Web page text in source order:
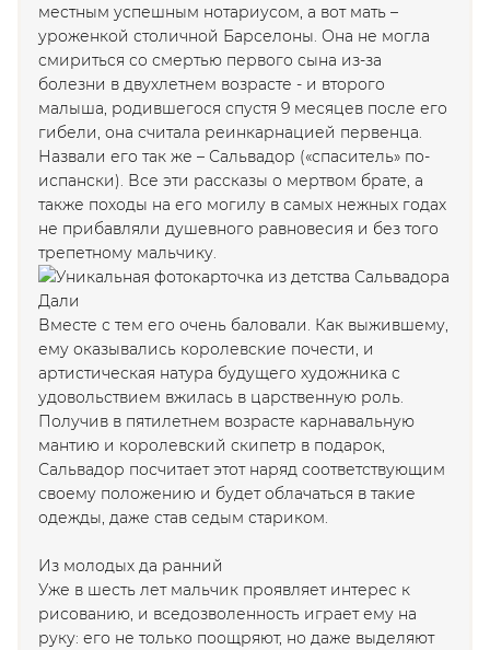
местным успешным нотариусом, а вот мать –
уроженкой столичной Барселоны. Она не могла
смириться со смертью первого сына из-за
болезни в двухлетнем возрасте - и второго
малыша, родившегося спустя 9 месяцев после его
гибели, она считала реинкарнацией первенца.
Назвали его так же – Сальвадор («спаситель» по-
испански). Все эти рассказы о мертвом брате, а
также походы на его могилу в самых нежных годах
не прибавляли душевного равновесия и без того
трепетному мальчику.
Вместе с тем его очень баловали. Как выжившему,
ему оказывались королевские почести, и
артистическая натура будущего художника с
удовольствием вжилась в царственную роль.
Получив в пятилетнем возрасте карнавальную
мантию и королевский скипетр в подарок,
Сальвадор посчитает этот наряд соответствующим
своему положению и будет облачаться в такие
одежды, даже став седым стариком.
Из молодых да ранний
Уже в шесть лет мальчик проявляет интерес к
рисованию, и вседозволенность играет ему на
руку: его не только поощряют, но даже выделяют